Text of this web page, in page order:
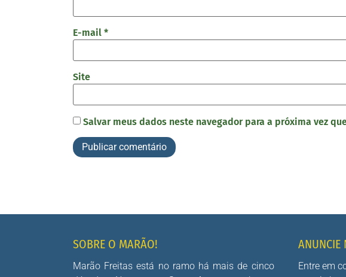
E-mail *
Site
Salvar meus dados neste navegador para a próxima vez
SOBRE O MARÃO!
Marão Freitas está no ramo há mais de cinco
ANUNCIE
Entre em